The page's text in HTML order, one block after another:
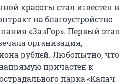
красоты стал известен в
на благоустройство
«ЗавГор». Первый этап
организация,
рублей. Любопытно, что
причастен к
парка «Калач